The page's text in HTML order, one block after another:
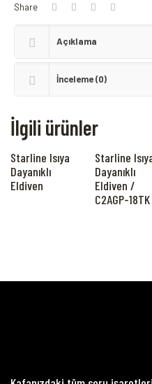
Share
Açıklama
İnceleme (0)
İlgili ürünler
Starline Isıya
Dayanıklı
Eldiven
Starline
Dayanıklı
Eldiven /
C2AGP-18TK